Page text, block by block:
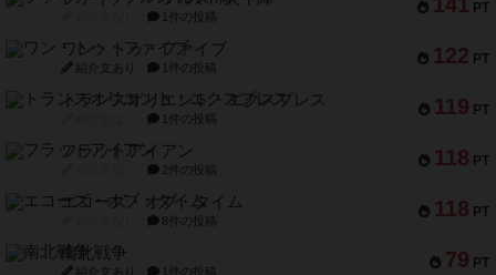
PT
1件の投稿
122 PT
ワン・トゥ・ファイブ
紹介文あり 1件の投稿
119 PT
トランスオリエント・エクスプレス
1件の投稿
118 PT
フラットアイアン
2件の投稿
118 PT
エコーズ・オブ・タイム
8件の投稿
79 PT
南北戦争
紹介文あり 1件の投稿